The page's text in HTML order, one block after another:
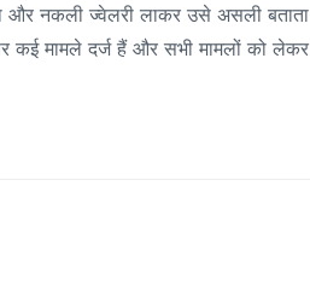
और नकली ज्वेलरी लाकर उसे असली बताता
कई मामले दर्ज हैं और सभी मामलों को लेकर